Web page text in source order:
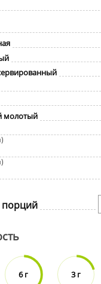
молотый
порций
6 г 3 г